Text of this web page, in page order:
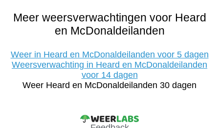
Meer weersverwachtingen voor Heard
en McDonaldeilanden
Weer in Heard en McDonaldeilanden voor 5 dagen
Weersverwachting in Heard en McDonaldeilanden
voor 14 dagen
Weer Heard en McDonaldeilanden 30 dagen